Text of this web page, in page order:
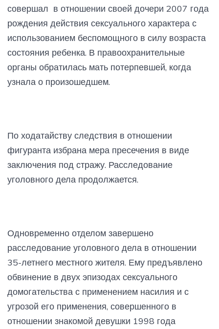
совершал в отношении своей дочери 2007 года
рождения действия сексуального характера с
использованием беспомощного в силу возраста
состояния ребенка. В правоохранительные
органы обратилась мать потерпевшей, когда
узнала о произошедшем.
По ходатайству следствия в отношении
фигуранта избрана мера пресечения в виде
заключения под стражу. Расследование
уголовного дела продолжается.
Одновременно отделом завершено
расследование уголовного дела в отношении
35-летнего местного жителя. Ему предъявлено
обвинение в двух эпизодах сексуального
домогательства с применением насилия и с
угрозой его применения, совершенного в
отношении знакомой девушки 1998 года